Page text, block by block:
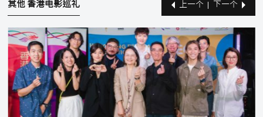
其他 香港电影巡礼 上一个 下一个